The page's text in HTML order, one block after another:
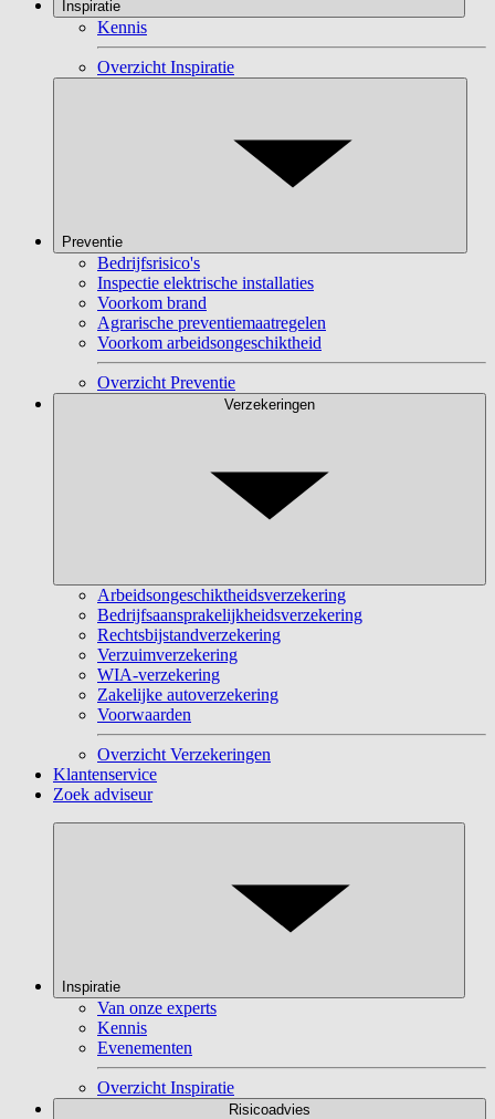
Inspiratie
Kennis
Overzicht Inspiratie
Preventie
Bedrijfsrisico's
Inspectie elektrische installaties
Voorkom brand
Agrarische preventiemaatregelen
Voorkom arbeidsongeschiktheid
Overzicht Preventie
Verzekeringen
Arbeidsongeschiktheidsverzekering
Bedrijfsaansprakelijkheidsverzekering
Rechtsbijstandverzekering
Verzuimverzekering
WIA-verzekering
Zakelijke autoverzekering
Voorwaarden
Overzicht Verzekeringen
Klantenservice
Zoek adviseur
Inspiratie
Van onze experts
Kennis
Evenementen
Overzicht Inspiratie
Risicoadvies